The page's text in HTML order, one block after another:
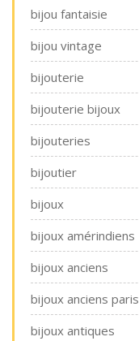
bijou fantaisie
bijou vintage
bijouterie
bijouterie bijoux
bijouteries
bijoutier
bijoux
bijoux amérindiens
bijoux anciens
bijoux anciens paris
bijoux antiques